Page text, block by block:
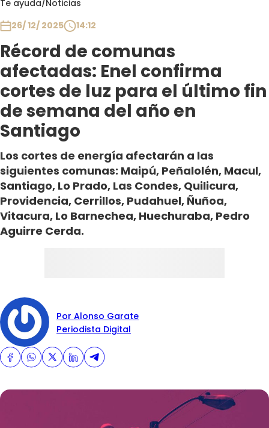
Te ayuda/Noticias
26/ 12/ 2025
14:12
Récord de comunas
afectadas: Enel confirma
cortes de luz para el último fin
de semana del año en
Santiago
Los cortes de energía afectarán a las
siguientes comunas: Maipú, Peñalolén, Macul,
Santiago, Lo Prado, Las Condes, Quilicura,
Providencia, Cerrillos, Pudahuel, Ñuñoa,
Vitacura, Lo Barnechea, Huechuraba, Pedro
Aguirre Cerda.
Por Alonso Garate
Periodista Digital
Club De La Comedia
Contigo en Directo
Plan Perfecto
El Tiempo
Sabingo
Todos Los Programas